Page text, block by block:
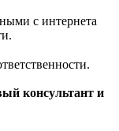
с интернета
консультант и